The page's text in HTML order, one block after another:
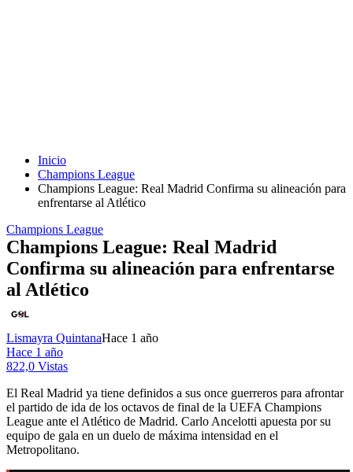
Inicio
Champions League
Champions League: Real Madrid Confirma su alineación para
enfrentarse al Atlético
Champions League
Champions League: Real Madrid
Confirma su alineación para enfrentarse
al Atlético
Lismayra QuintanaHace 1 año
Hace 1 año
822,0 Vistas
El Real Madrid ya tiene definidos a sus once guerreros para afrontar
el partido de ida de los octavos de final de la UEFA Champions
League ante el Atlético de Madrid. Carlo Ancelotti apuesta por su
equipo de gala en un duelo de máxima intensidad en el
Metropolitano.